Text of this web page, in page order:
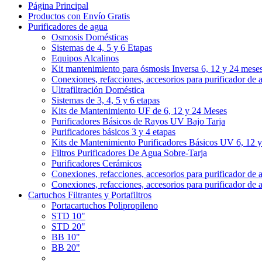
Página Principal
Productos con Envío Gratis
Purificadores de agua
Osmosis Domésticas
Sistemas de 4, 5 y 6 Etapas
Equipos Alcalinos
Kit mantenimiento para ósmosis Inversa 6, 12 y 24
Conexiones, refacciones, accesorios para purificador de
Ultrafiltración Doméstica
Sistemas de 3, 4, 5 y 6 etapas
Kits de Mantenimiento UF de 6, 12 y 24 Meses
Purificadores Básicos de Rayos UV Bajo Tarja
Purificadores básicos 3 y 4 etapas
Kits de Mantenimiento Purificadores Básicos UV 6, 12
Filtros Purificadores De Agua Sobre-Tarja
Purificadores Cerámicos
Conexiones, refacciones, accesorios para purificador de
Conexiones, refacciones, accesorios para purificador de
Cartuchos Filtrantes y Portafiltros
Portacartuchos Polipropileno
STD 10"
STD 20"
BB 10"
BB 20"